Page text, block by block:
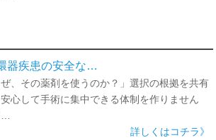
器疾患の安全な…
ぜ、その薬剤を使うのか？」選択の根拠を共有
安心して手術に集中できる体制を作りません
…
詳しくはコチラ》